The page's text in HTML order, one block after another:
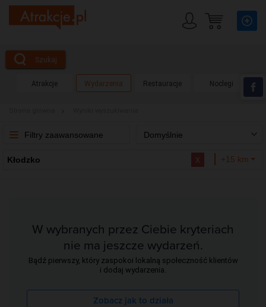
Szukaj
Atrakcje Wydarzenia Restauracje Noclegi
Filtry zaawansowane Domyślnie
Kłodzko x +15 km
W wybranych przez Ciebie kryteriach
nie ma jeszcze wydarzeń.
Bądź pierwszy, który zaspokoi lokalną społeczność klientów
i dodaj wydarzenia.
Zobacz jak to działa